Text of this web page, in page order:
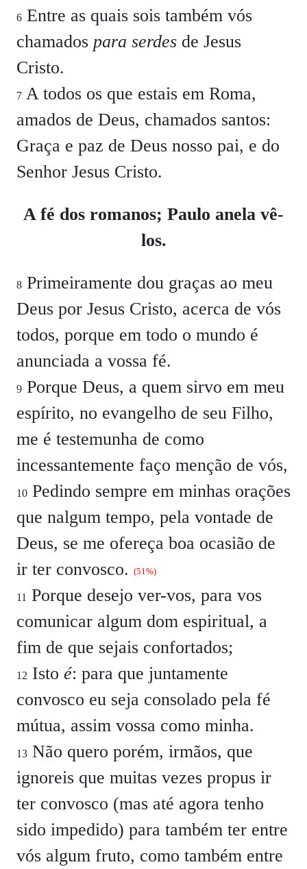
6 Entre as quais sois também vós
chamados para serdes de Jesus
Cristo.
7 A todos os que estais em Roma,
amados de Deus, chamados santos:
Graça e paz de Deus nosso pai, e do
Senhor Jesus Cristo.
A fé dos romanos; Paulo anela vê-
los.
8 Primeiramente dou graças ao meu
Deus por Jesus Cristo, acerca de vós
todos, porque em todo o mundo é
anunciada a vossa fé.
9 Porque Deus, a quem sirvo em meu
espírito, no evangelho de seu Filho,
me é testemunha de como
incessantemente faço menção de vós,
10 Pedindo sempre em minhas orações
que nalgum tempo, pela vontade de
Deus, se me ofereça boa ocasião de
ir ter convosco. (51%)
11 Porque desejo ver-vos, para vos
comunicar algum dom espiritual, a
fim de que sejais confortados;
12 Isto é: para que juntamente
convosco eu seja consolado pela fé
mútua, assim vossa como minha.
13 Não quero porém, irmãos, que
ignoreis que muitas vezes propus ir
ter convosco (mas até agora tenho
sido impedido) para também ter entre
vós algum fruto, como também entre